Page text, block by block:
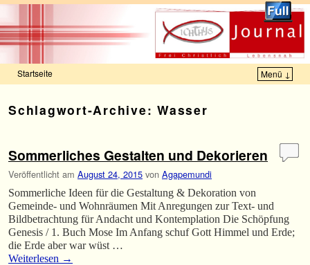
Startseite Menü ↓
Schlagwort-Archive:Wasser
Sommerliches Gestalten und Dekorieren
Veröffentlicht am August 24, 2015 von Agapemundi
Sommerliche Ideen für die Gestaltung & Dekoration von
Gemeinde- und Wohnräumen Mit Anregungen zur Text- und
Bildbetrachtung für Andacht und Kontemplation Die Schöpfung
Genesis / 1. Buch Mose Im Anfang schuf Gott Himmel und Erde;
die Erde aber war wüst …
Weiterlesen →